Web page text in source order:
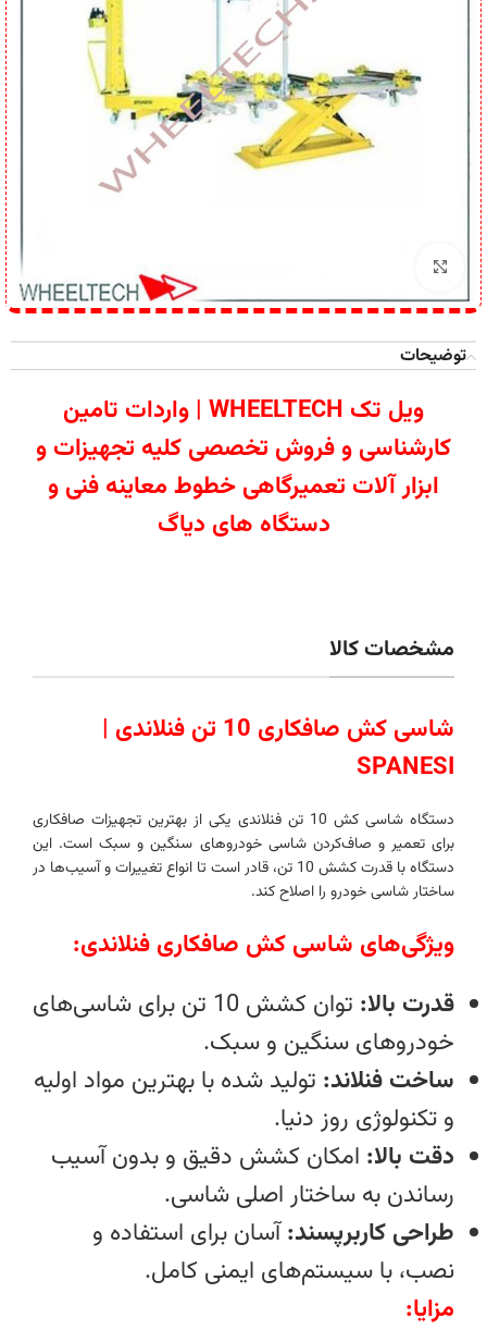
توضیحات
ویل تک WHEELTECH | واردات تامین
کارشناسی و فروش تخصصی کلیه تجهیزات و
ابزار آلات تعمیرگاهی خطوط معاینه فنی و
دستگاه های دیاگ
مشخصات کالا
شاسی کش صافکاری 10 تن فنلاندی |
SPANESI
دستگاه شاسی کش 10 تن فنلاندی یکی از بهترین تجهیزات صافکاری
برای تعمیر و صاف‌کردن شاسی خودروهای سنگین و سبک است. این
دستگاه با قدرت کشش 10 تن، قادر است تا انواع تغییرات و آسیب‌ها در
ساختار شاسی خودرو را اصلاح کند.
ویژگی‌های شاسی کش صافکاری فنلاندی:
قدرت بالا:
توان کشش 10 تن برای شاسی‌های
خودروهای سنگین و سبک.
ساخت فنلاند: تولید شده با بهترین مواد اولیه
و تکنولوژی روز دنیا.
دقت بالا: امکان کشش دقیق و بدون آسیب
رساندن به ساختار اصلی شاسی.
طراحی کاربرپسند:آسان برای استفاده و
نصب، با سیستم‌های ایمنی کامل.
مزایا: